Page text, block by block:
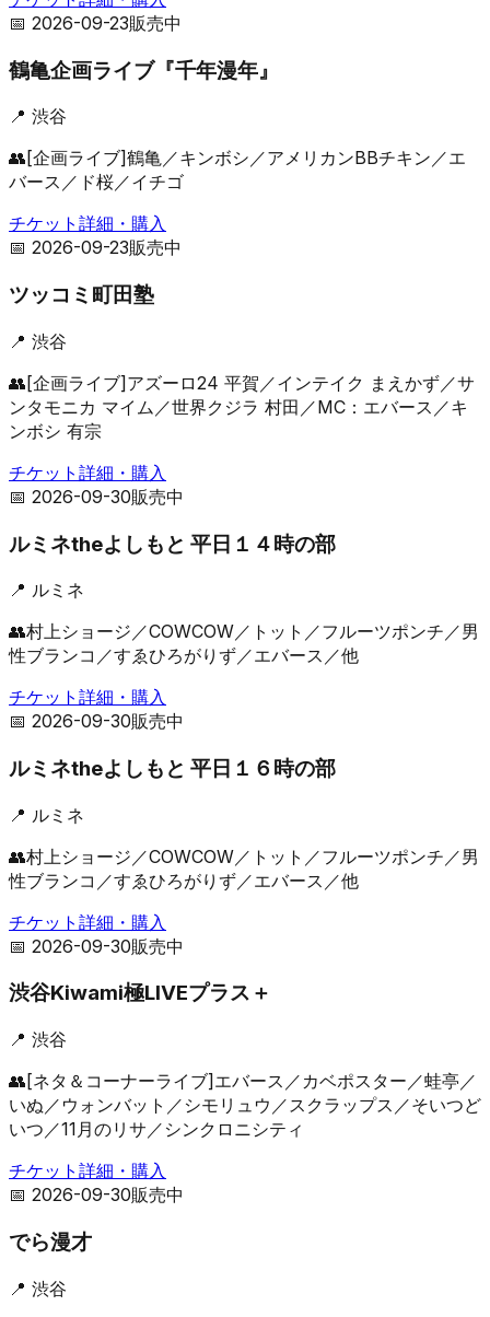
📅 2026-09-23販売中
鶴亀企画ライブ『千年漫年』
📍 渋谷
👥 [企画ライブ]鶴亀／キンボシ／アメリカンBBチキン／エ
バース／ド桜／イチゴ
チケット詳細・購入
📅 2026-09-23販売中
ツッコミ町田塾
📍 渋谷
👥[企画ライブ]アズーロ24 平賀／インテイク まえかず／サ
ンタモニカ マイム／世界クジラ 村田／MC：エバース／キ
ンボシ 有宗
チケット詳細・購入
📅 2026-09-30販売中
ルミネtheよしもと 平日１４時の部
📍 ルミネ
👥村上ショージ／COWCOW／トット／フルーツポンチ／男
性ブランコ／すゑひろがりず／エバース／他
チケット詳細・購入
📅 2026-09-30販売中
ルミネtheよしもと 平日１６時の部
📍 ルミネ
👥村上ショージ／COWCOW／トット／フルーツポンチ／男
性ブランコ／すゑひろがりず／エバース／他
チケット詳細・購入
📅 2026-09-30販売中
渋谷Kiwami極LIVEプラス＋
📍 渋谷
👥 [ネタ＆コーナーライブ]エバース／カベポスター／蛙亭／
いぬ／ウォンバット／シモリュウ／スクラップス／そいつど
いつ／11月のリサ／シンクロニシティ
チケット詳細・購入
📅 2026-09-30販売中
でら漫才
📍 渋谷